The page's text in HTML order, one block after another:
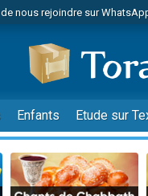
nous rejoindre sur
de faire un don pour
de faire un don pour
nous rejoindre sur WhatsApp
de demander une bénédiction
de faire un don pour
étudier en groupe sur Zoom
Enfants Etude sur